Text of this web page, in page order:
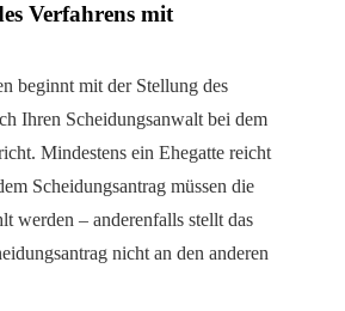
Verfahrens mit
beginnt mit der Stellung des
Ihren Scheidungsanwalt bei dem
Mindestens ein Ehegatte reicht
Scheidungsantrag müssen die
werden – anderenfalls stellt das
nicht an den anderen